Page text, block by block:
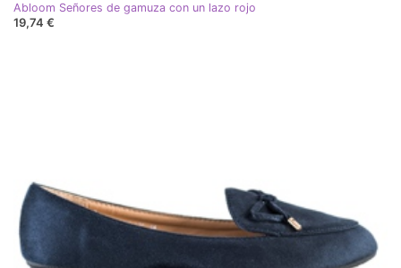
Abloom Señores de gamuza con un lazo rojo
19,74 €